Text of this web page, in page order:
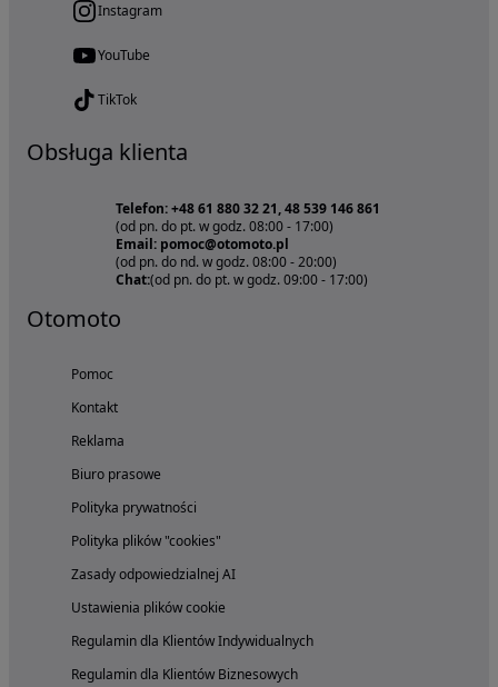
Instagram
YouTube
TikTok
Obsługa klienta
Telefon: +48 61 880 32 21, 48 539 146 861
(od pn. do pt. w godz. 08:00 - 17:00)
Email: pomoc@otomoto.pl
(od pn. do nd. w godz. 08:00 - 20:00)
Chat:(od pn. do pt. w godz. 09:00 - 17:00)
Otomoto
Pomoc
Kontakt
Reklama
Biuro prasowe
Polityka prywatności
Polityka plików "cookies"
Zasady odpowiedzialnej AI
Ustawienia plików cookie
Regulamin dla Klientów Indywidualnych
Regulamin dla Klientów Biznesowych